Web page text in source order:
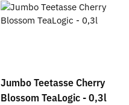
Jumbo Teetasse Cherry
Blossom TeaLogic - 0,3l